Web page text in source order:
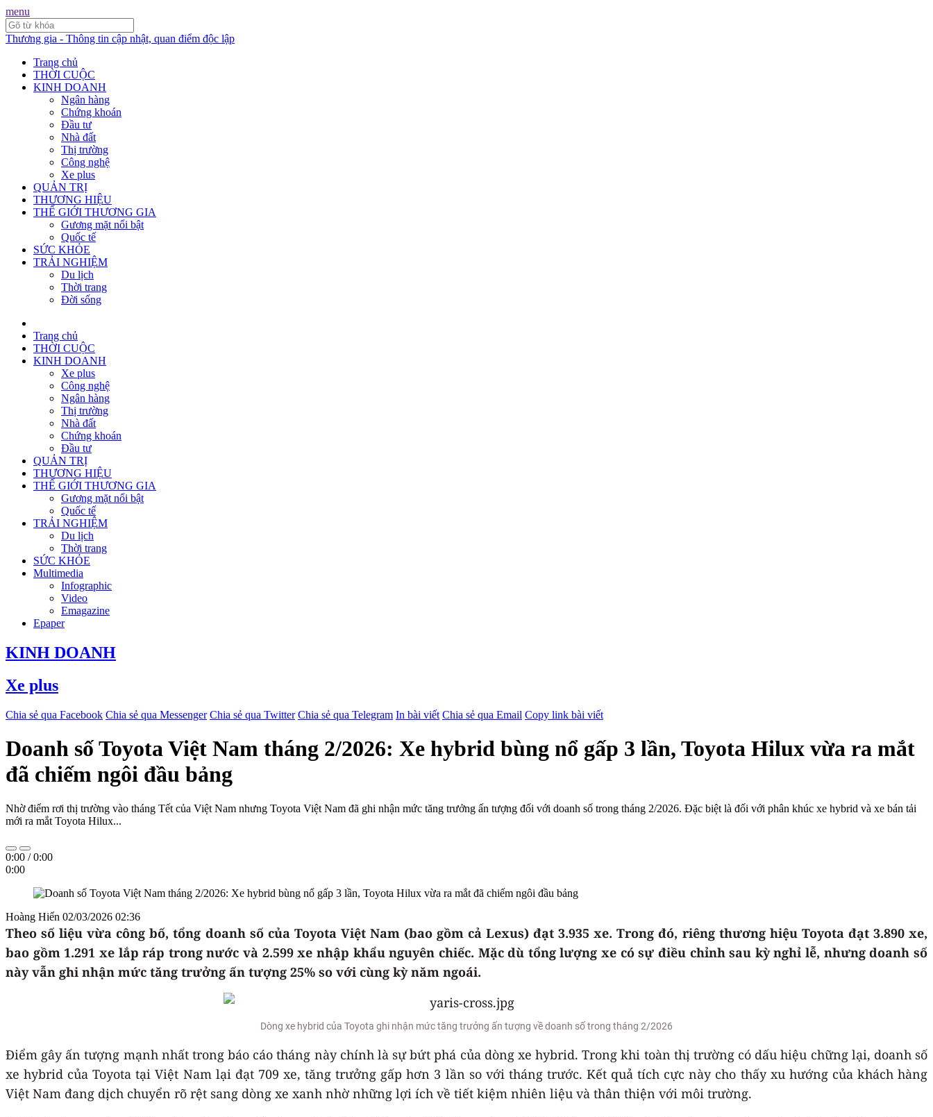
menu
Thương gia - Thông tin cập nhật, quan điểm độc lập
Trang chủ
THỜI CUỘC
KINH DOANH
Ngân hàng
Chứng khoán
Đầu tư
Nhà đất
Thị trường
Công nghệ
Xe plus
QUẢN TRỊ
THƯƠNG HIỆU
THẾ GIỚI THƯƠNG GIA
Gương mặt nổi bật
Quốc tế
SỨC KHỎE
TRẢI NGHIỆM
Du lịch
Thời trang
Đời sống
Trang chủ
THỜI CUỘC
KINH DOANH
Xe plus
Công nghệ
Ngân hàng
Thị trường
Nhà đất
Chứng khoán
Đầu tư
QUẢN TRỊ
THƯƠNG HIỆU
THẾ GIỚI THƯƠNG GIA
Gương mặt nổi bật
Quốc tế
TRẢI NGHIỆM
Du lịch
Thời trang
SỨC KHỎE
Multimedia
Infographic
Video
Emagazine
Epaper
KINH DOANH
Xe plus
Chia sẻ qua Facebook Chia sẻ qua Messenger Chia sẻ qua Twitter Chia sẻ qua Telegram In bài viết Chia sẻ qua Email Copy link bài viết
Doanh số Toyota Việt Nam tháng 2/2026: Xe hybrid bùng nổ gấp 3 lần, Toyota Hilux vừa ra mắt
đã chiếm ngôi đầu bảng
Nhờ điểm rơi thị trường vào tháng Tết của Việt Nam nhưng Toyota Việt Nam đã ghi nhận mức tăng trưởng ấn tượng đối với doanh số trong tháng 2/2026. Đặc biệt là đối với phân khúc xe hybrid và xe bán tải
mới ra mắt Toyota Hilux...
0:00 /0:00
0:00
Hoàng Hiển 02/03/2026 02:36
Theo số liệu vừa công bố, tổng doanh số của Toyota Việt Nam (bao gồm cả Lexus) đạt 3.935 xe. Trong đó, riêng thương hiệu Toyota đạt 3.890 xe,
bao gồm 1.291 xe lắp ráp trong nước và 2.599 xe nhập khẩu nguyên chiếc. Mặc dù tổng lượng xe có sự điều chỉnh sau kỳ nghỉ lễ, nhưng doanh số
này vẫn ghi nhận mức tăng trưởng ấn tượng 25% so với cùng kỳ năm ngoái.
Dòng xe hybrid của Toyota ghi nhận mức tăng trưởng ấn tượng về doanh số trong tháng 2/2026
Điểm gây ấn tượng mạnh nhất trong báo cáo tháng này chính là sự bứt phá của dòng xe hybrid. Trong khi toàn thị trường có dấu hiệu chững lại, doanh số
xe hybrid của Toyota tại Việt Nam lại đạt 709 xe, tăng trưởng gấp hơn 3 lần so với tháng trước. Kết quả tích cực này cho thấy xu hướng của khách hàng
Việt Nam đang dịch chuyển rõ rệt sang dòng xe xanh nhờ những lợi ích về tiết kiệm nhiên liệu và thân thiện với môi trường.